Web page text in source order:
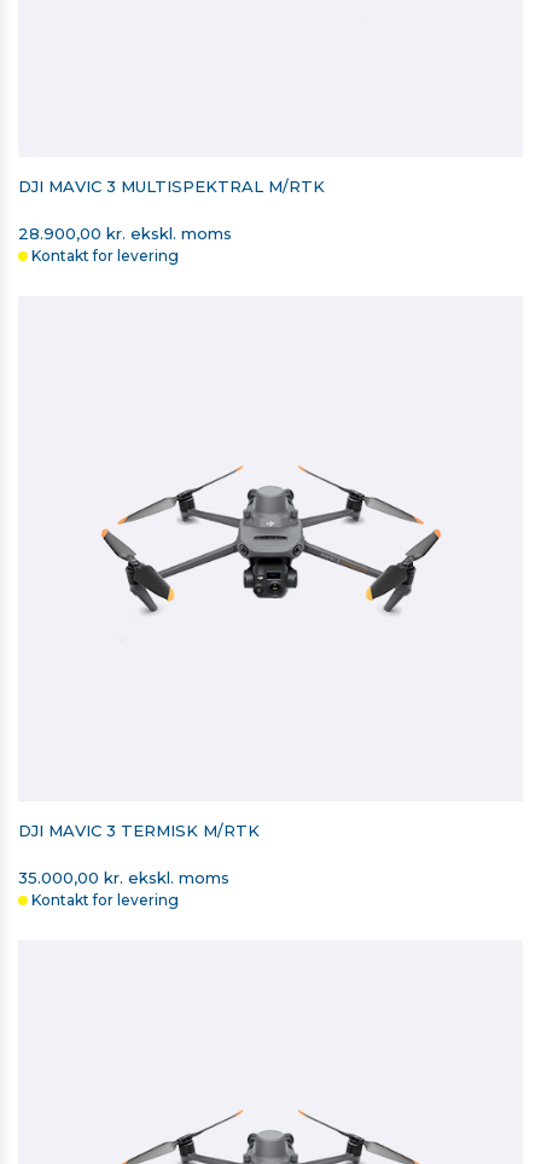
DJI MAVIC 3 MULTISPEKTRAL M/RTK
28.900,00 kr. ekskl. moms
Kontakt for levering
DJI MAVIC 3 TERMISK M/RTK
35.000,00 kr. ekskl. moms
Kontakt for levering